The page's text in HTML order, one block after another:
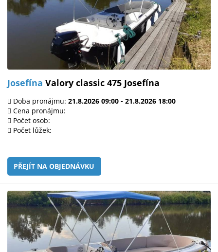
Josefína Valory classic 475 Josefína
Doba pronájmu: 21.8.2026 09:00 - 21.8.2026 18:00
Cena pronájmu:
Počet osob:
Počet lůžek:
PŘEJÍT NA OBJEDNÁVKU